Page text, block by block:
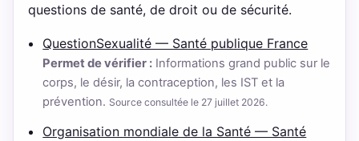
questions de santé, de droit ou de sécurité.
QuestionSexualité — Santé publique France
Permet de vérifier : Informations grand public sur le
corps, le désir, la contraception, les IST et la
prévention. Source consultée le 27 juillet 2026.
Organisation mondiale de la Santé — Santé